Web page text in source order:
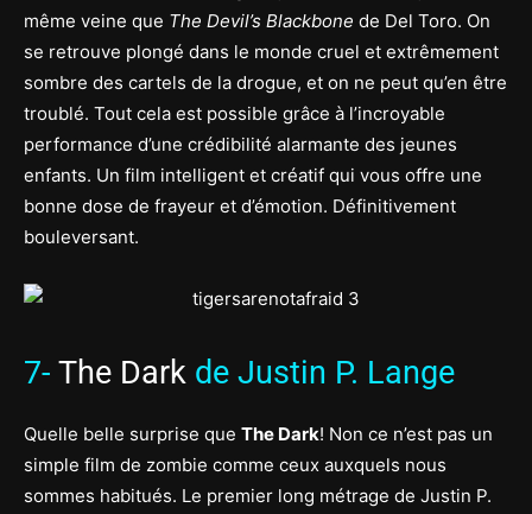
même veine que The Devil’s Blackbone de Del Toro. On
se retrouve plongé dans le monde cruel et extrêmement
sombre des cartels de la drogue, et on ne peut qu’en être
troublé. Tout cela est possible grâce à l’incroyable
performance d’une crédibilité alarmante des jeunes
enfants. Un film intelligent et créatif qui vous offre une
bonne dose de frayeur et d’émotion. Définitivement
bouleversant.
7- The Dark de Justin P. Lange
Quelle belle surprise que The Dark! Non ce n’est pas un
simple film de zombie comme ceux auxquels nous
sommes habitués. Le premier long métrage de Justin P.